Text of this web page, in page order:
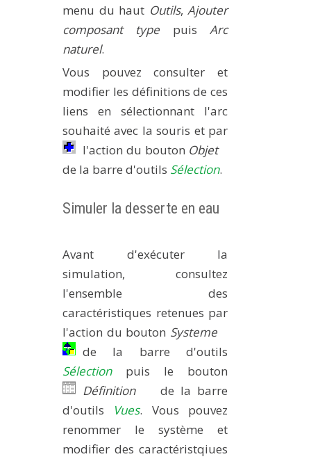
menu du haut Outils, Ajouter
composant type puisArc
naturel.
Vous pouvez consulter et
modifier les définitions de ces
liens en sélectionnant l'arc
souhaité avec la souris et par
l'action du bouton Objet
de la barre d'outils Sélection.
Simuler la desserte en eau
Avant d'exécuter la
simulation, consultez
l'ensemble des
caractéristiques retenues par
l'action du bouton Systeme
de la barre d'outils
Sélectionpuis le bouton
Définition
de la barre
d'outils
Vues. Vous pouvez
renommer le système et
modifier des caractéristqiues